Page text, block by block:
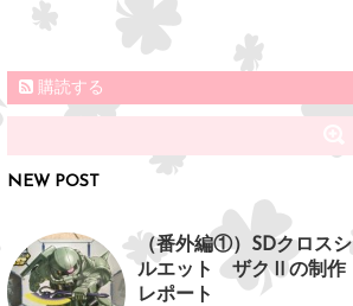
購読する
NEW POST
（番外編①）SDクロスシ
ルエット ザクⅡの制作
レポート